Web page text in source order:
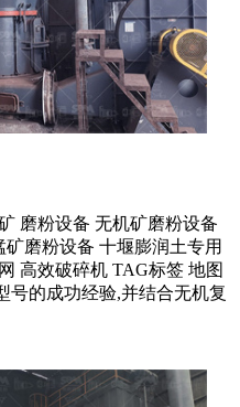
磨粉设备 无机矿磨粉设备
磨粉设备 十堰膨润土专用
高效破碎机 TAG标签 地图
号的成功经验,并结合无机复